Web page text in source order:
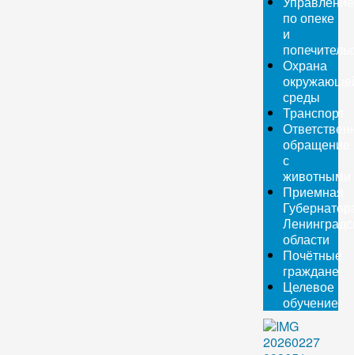
по опеке
и
Охрана
среды
Транспорт
обращение
с
животными
Приемная
области
Почётные
граждане
Целевое
обучение